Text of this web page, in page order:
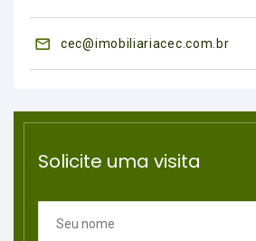
cec@imobiliariacec.com.br
Solicite uma visita